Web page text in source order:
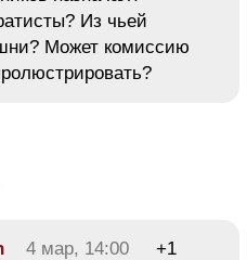
Из чьей
Может комиссию
4 мар, 14:00
+1